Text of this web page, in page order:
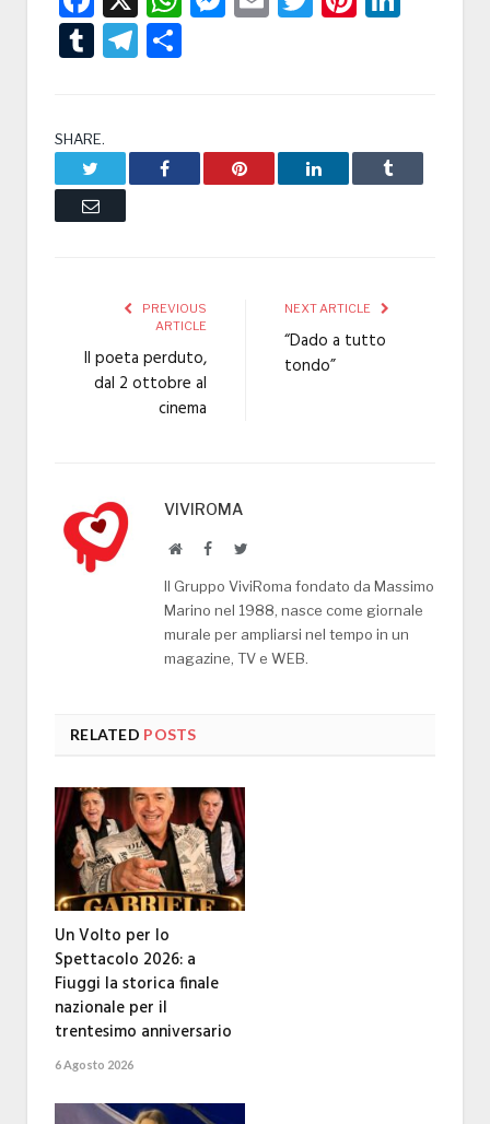
TumblrTelegram
SHARE.
Facebook Pinterest LinkedIn Tumblr
Email
PREVIOUS
ARTICLE
Il poeta perduto,
dal 2 ottobre al
cinema
NEXT ARTICLE
“Dado a tutto
tondo”
VIVIROMA
WebsiteFacebookTwitter
Il Gruppo ViviRoma fondato da Massimo
Marino nel 1988, nasce come giornale
murale per ampliarsi nel tempo in un
magazine, TV e WEB.
RELATED POSTS
Un Volto per lo
Spettacolo 2026: a
Fiuggi la storica finale
nazionale per il
trentesimo anniversario
6 Agosto 2026